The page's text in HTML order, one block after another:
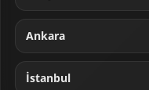
Ankara
İstanbul